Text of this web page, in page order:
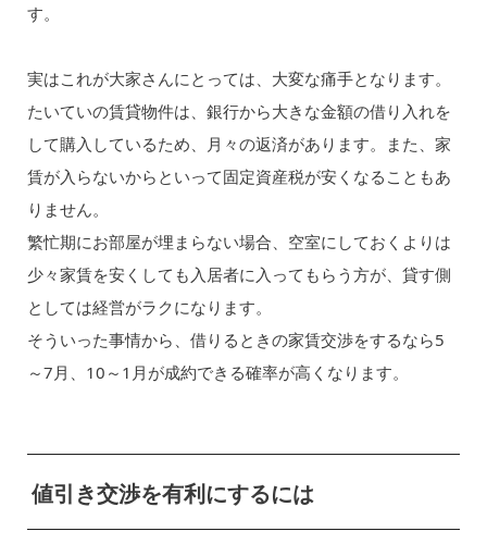
す。
実はこれが大家さんにとっては、大変な痛手となります。
たいていの賃貸物件は、銀行から大きな金額の借り入れを
して購入しているため、月々の返済があります。また、家
賃が入らないからといって固定資産税が安くなることもあ
りません。
繁忙期にお部屋が埋まらない場合、空室にしておくよりは
少々家賃を安くしても入居者に入ってもらう方が、貸す側
としては経営がラクになります。
そういった事情から、借りるときの家賃交渉をするなら5
～7月、10～1月が成約できる確率が高くなります。
値引き交渉を有利にするには